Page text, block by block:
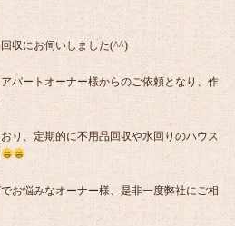
収にお伺いしました(^^)
パートオーナー様からのご依頼となり、作
り、定期的に不用品回収や水回りのハウス
お悩みなオーナー様、是非一度弊社にご相